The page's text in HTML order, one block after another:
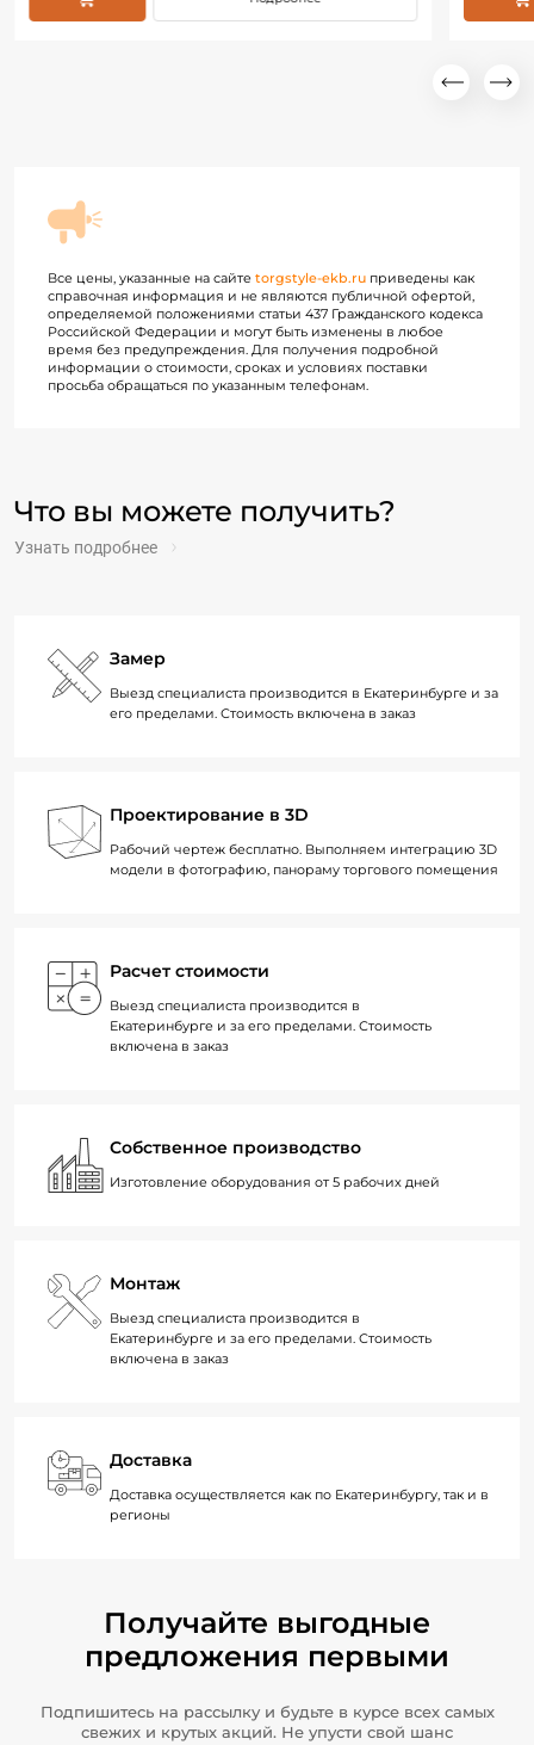
Все цены, указанные на сайте torgstyle-ekb.ru приведены как
справочная информация и не являются публичной офертой,
определяемой положениями статьи 437 Гражданского кодекса
Российской Федерации и могут быть изменены в любое
время без предупреждения. Для получения подробной
информации о стоимости, сроках и условиях поставки
просьба обращаться по указанным телефонам.
Что вы можете получить?
Узнать подробнее
Замер
Выезд специалиста производится в Екатеринбурге и за
его пределами. Стоимость включена в заказ
Проектирование в 3D
Рабочий чертеж бесплатно. Выполняем интеграцию 3D
модели в фотографию, панораму торгового помещения
Расчет стоимости
Выезд специалиста производится в
Екатеринбурге и за его пределами. Стоимость
включена в заказ
Собственное производство
Изготовление оборудования от 5 рабочих дней
Монтаж
Выезд специалиста производится в
Екатеринбурге и за его пределами. Стоимость
включена в заказ
Доставка
Доставка осуществляется как по Екатеринбургу, так и в
регионы
Получайте выгодные
предложения первыми
Подпишитесь на рассылку и будьте в курсе всех самых
свежих и крутых акций. Не упусти свой шанс